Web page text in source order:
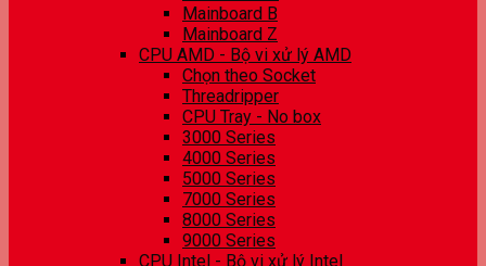
Mainboard B
Mainboard Z
CPU AMD - Bộ vi xử lý AMD
Chọn theo Socket
Threadripper
CPU Tray - No box
3000 Series
4000 Series
5000 Series
7000 Series
8000 Series
9000 Series
CPU Intel - Bộ vi xử lý Intel